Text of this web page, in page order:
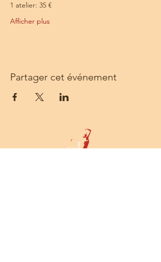
1 atelier: 35 €
Afficher plus
Partager cet événement